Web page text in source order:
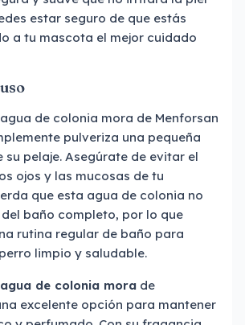
estar seguro de que estás
a tu mascota el mejor cuidado
de colonia mora de Menforsan
pulveriza una pequeña
pelaje. Asegúrate de evitar el
ojos y las mucosas de tu
que esta agua de colonia no
baño completo, por lo que
rutina regular de baño para
limpio y saludable.
agua de colonia mora de
excelente opción para mantener